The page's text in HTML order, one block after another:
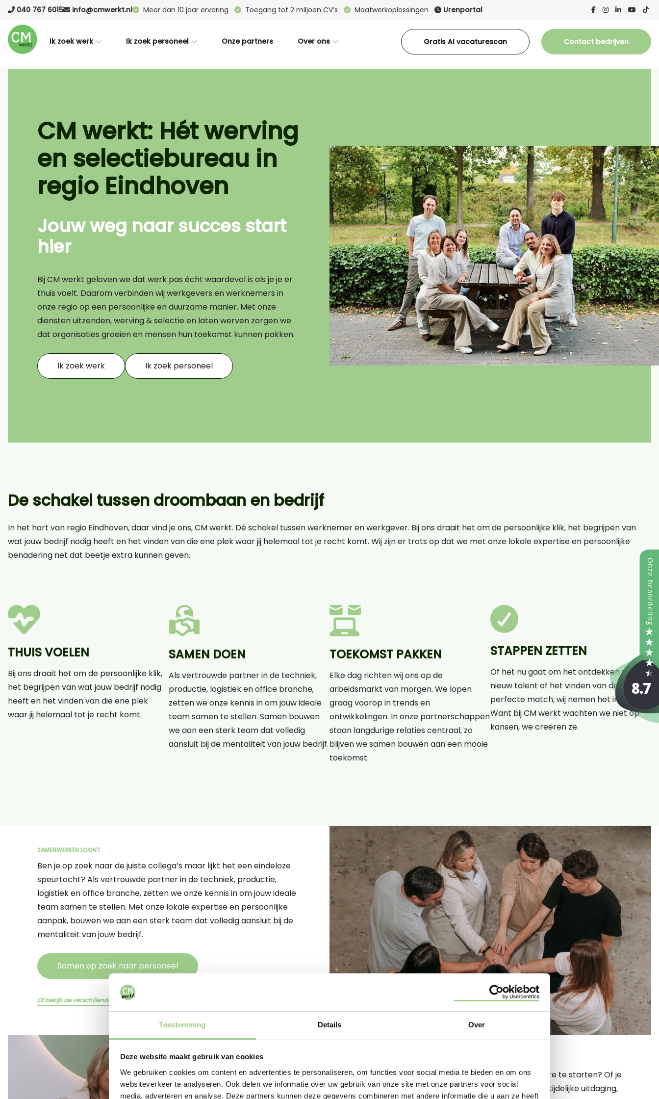
Toestemming Details Over
Deze website maakt gebruik van cookies
We gebruiken cookies om content en advertenties te personaliseren, om functies voor social media te bieden en om ons
websiteverkeer te analyseren. Ook delen we informatie over uw gebruik van onze site met onze partners voor social
media, adverteren en analyse. Deze partners kunnen deze gegevens combineren met andere informatie die u aan ze heeft
040 767 6015 info@cmwerkt.nl Meer dan 10 jaar ervaring Toegang tot 2 miljoen CV’s Maatwerkoplossingen Urenportal
Ik zoek werk
Voor werknemers
Nederlandse taalcursus
Logistiek
Office
Bouw
Transport
AI CV scan
Ik zoek personeel
Voor werkgevers
Vacature Boost
Uitzenden
Onze partners Over ons
Wie zijn wij
Downloads
Gratis AI vacaturescan Contact bedrijven
CM werkt: Hét werving
en selectiebureau in
regio Eindhoven
Jouw weg naar succes start
hier
Bij CM werkt geloven we dat werk pas écht waardevol is als je je er
thuis voelt. Daarom verbinden wij werkgevers en werknemers in
onze regio op een persoonlijke en duurzame manier. Met onze
diensten uitzenden, werving & selectie en laten werven zorgen we
dat organisaties groeien en mensen hun toekomst kunnen pakken.
Ik zoek werk Ik zoek personeel
De schakel tussen droombaan en bedrijf
In het hart van regio Eindhoven, daar vind je ons, CM werkt. Dé schakel tussen werknemer en werkgever. Bij ons draait het om de persoonlijke klik, het begrijpen van
wat jouw bedrijf nodig heeft en het vinden van die ene plek waar jij helemaal tot je recht komt. Wij zijn er trots op dat we met onze lokale expertise en persoonlijke
benadering net dat beetje extra kunnen geven.
THUIS VOELEN
Bij ons draait het om de persoonlijke klik,
het begrijpen van wat jouw bedrijf nodig
heeft en het vinden van die ene plek
waar jij helemaal tot je recht komt.
SAMEN DOEN
Als vertrouwde partner in de techniek,
productie, logistiek en office branche,
zetten we onze kennis in om jouw ideale
team samen te stellen. Samen bouwen
we aan een sterk team dat volledig
aansluit bij de mentaliteit van jouw bedrijf.
TOEKOMST PAKKEN
Elke dag richten wij ons op de
arbeidsmarkt van morgen. We lopen
graag voorop in trends en
ontwikkelingen. In onze partnerschappen
staan langdurige relaties centraal, zo
blijven we samen bouwen aan een mooie
toekomst.
STAPPEN ZETTEN
Of het nu gaat om het ontdekken van
nieuw talent of het vinden van de
perfecte match, wij nemen het initiatief.
Want bij CM werkt wachten we niet op
kansen, we creëren ze.
SAMENWERKEN LOONT
Ben je op zoek naar de juiste collega’s maar lijkt het een eindeloze
speurtocht? Als vertrouwde partner in de techniek, productie,
logistiek en office branche, zetten we onze kennis in om jouw ideale
team samen te stellen. Met onze lokale expertise en persoonlijke
aanpak, bouwen we aan een sterk team dat volledig aansluit bij de
mentaliteit van jouw bedrijf.
Samen op zoek naar personeel
Of bekijk de verschillende diensten hier
Sta je op het punt om een nieuwe fase in je carrière te starten? Of je
nu op zoek bent naar een vaste baan of juist een tijdelijke uitdaging,